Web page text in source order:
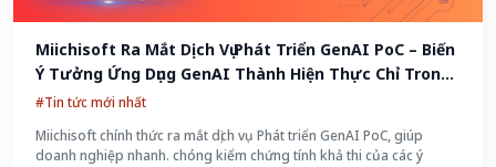
Miichisoft Ra Mắt Dịch Vụ Phát Triển GenAI PoC – Biến
Ý Tưởng Ứng Dụng GenAI Thành Hiện Thực Chỉ Trong
2-4 Tuần
#Tin tức mới nhất
Miichisoft chính thức ra mắt dịch vụ Phát triển GenAI PoC, giúp
doanh nghiệp nhanh. chóng kiểm chứng tính khả thi của các ý